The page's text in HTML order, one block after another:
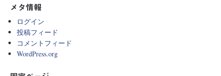
メタ情報
ログイン
投稿フィード
コメントフィード
WordPress.org